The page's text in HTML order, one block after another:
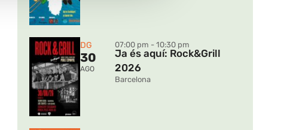
DG
30
AGO
07:00 pm - 10:30 pm
Ja és aquí: Rock&Grill
2026
Barcelona